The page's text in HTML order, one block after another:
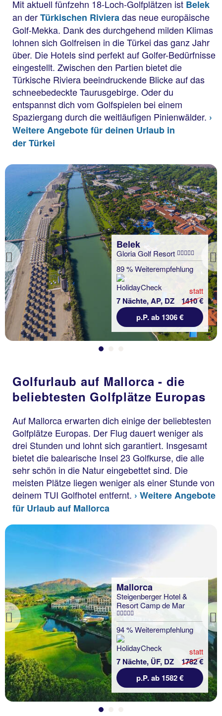
Mit aktuell fünfzehn 18-Loch-Golfplätzen ist Belek
an derTürkischen Rivieradas neue europäische
Golf-Mekka. Dank des durchgehend milden Klimas
lohnen sich Golfreisen in die Türkei das ganz Jahr
über. Die Hotels sind perfekt auf Golfer-Bedürfnisse
eingestellt. Zwischen den Partien bietet die
Türkische Riviera beeindruckende Blicke auf das
schneebedeckte Taurusgebirge. Oder du
entspannst dich vom Golfspielen bei einem
Spaziergang durch die weitläufigen Pinienwälder. ›
Weitere Angebote für deinen Urlaub in
der Türkei
Previous
Belek
Gloria Golf Resort
89 % Weiterempfehlung
7 Nächte, AP, DZ
statt
1410 €
p.P. ab 1306 €
Golfurlaub auf Mallorca - die
beliebtesten Golfplätze Europas
Auf Mallorca erwarten dich einige der beliebtesten
Golfplätze Europas. Der Flug dauert weniger als
drei Stunden und lohnt sich garantiert. Insgesamt
bietet die balearische Insel 23 Golfkurse, die alle
sehr schön in die Natur eingebettet sind. Die
meisten Plätze liegen weniger als einer Stunde von
deinem TUI Golfhotel entfernt. › Weitere Angebote
für Urlaub auf Mallorca
Previous
Mallorca
Steigenberger Hotel &
Resort Camp de Mar
94 % Weiterempfehlung
7 Nächte, ÜF, DZ
statt
1782 €
p.P. ab 1582 €